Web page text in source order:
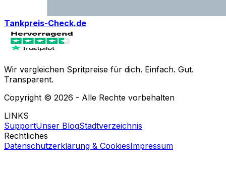
Tankpreis-Check.de
Wir vergleichen Spritpreise für dich. Einfach. Gut.
Transparent.
Copyright © 2026 - Alle Rechte vorbehalten
LINKS
SupportUnser BlogStadtverzeichnis
Rechtliches
Datenschutzerklärung & CookiesImpressum